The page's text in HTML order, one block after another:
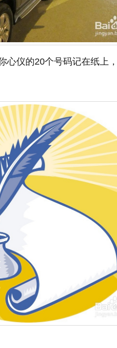
心仪的20个号码记在纸上